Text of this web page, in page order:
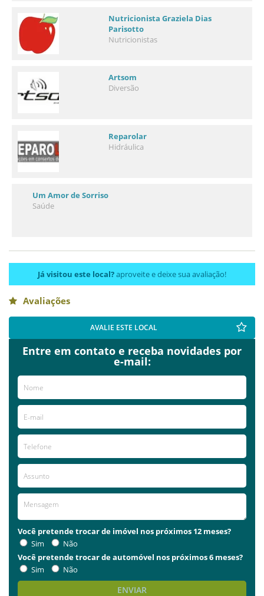
Nutricionista Graziela Dias
Parisotto
Nutricionistas
Artsom
Diversão
Reparolar
Hidráulica
Um Amor de Sorriso
Saúde
Já visitou este local?aproveite e deixe sua avaliação!
Avaliações
AVALIE ESTE LOCAL
Entre em contato e receba novidades por
e-mail:
Você pretende trocar de imóvel nos próximos 12 meses?
Sim
Não
Você pretende trocar de automóvel nos próximos 6 meses?
Sim
Não
ENVIAR